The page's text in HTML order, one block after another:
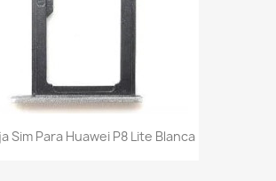
Sim Para Huawei P8 Lite Blanca